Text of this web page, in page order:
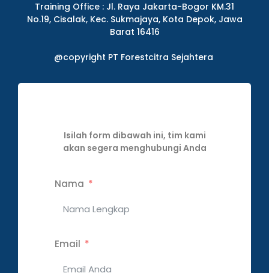
Training Office : Jl. Raya Jakarta-Bogor KM.31
No.19, Cisalak, Kec. Sukmajaya, Kota Depok, Jawa
Barat 16416
@copyright PT Forestcitra Sejahtera
Isilah form dibawah ini, tim kami
akan segera menghubungi Anda
Nama
Email